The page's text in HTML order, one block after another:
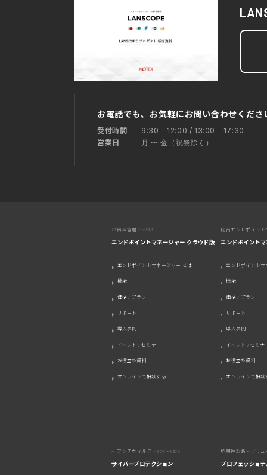
お電話でも、お気軽にお問い合わせくださ
受付時間 9:30 - 12:00 / 13:00 - 17:30
営業日 月 〜 金（祝祭除く）
IT資産管理・MDM
エンドポイントマネージャー クラウド版
エンドポイントマネージャー とは
機能
価格 / プラン
サポート
導入事例
イベント / セミナー
お役立ち資料
オンラインで相談する
統合エンドポイント
エンドポイント
エンドポイントマ
機能
価格 / プラン
サポート
導入事例
イベント / セミナ
お役立ち資料
オンラインで相談
AIアンチウイルス・EDR・MDR
サイバープロテクション
脆弱性診断・ソリュ
プロフェッショ